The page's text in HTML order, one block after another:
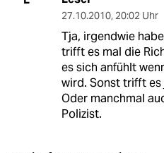
27.10.2010, 20:02 Uhr
Tja, irgendwie
trifft es mal die
es sich anfühlt
wird. Sonst trifft es
Oder manchmal
Polizist.